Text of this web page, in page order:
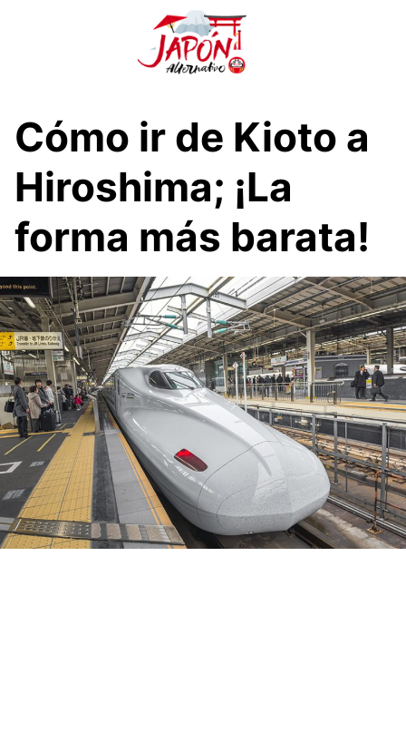
e
n
i
d
o
Cómo ir de Kioto a
Hiroshima; ¡La
forma más barata!